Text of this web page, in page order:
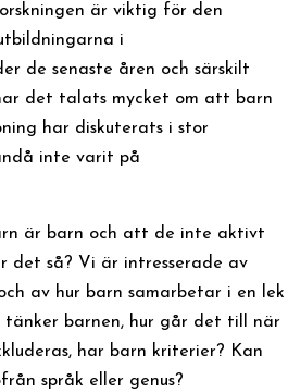
är viktig för den
i
de senaste åren och särskilt
det talats mycket om att barn
har diskuterats i stor
inte varit på
är barn och att de inte aktivt
det så? Vi är intresserade av
av hur barn samarbetar i en lek
tänker barnen, hur går det till när
har barn kriterier? Kan
språk eller genus?